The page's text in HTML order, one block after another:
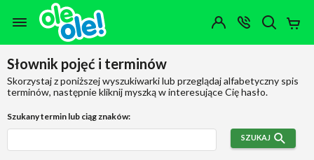
Przejdź do zawartości strony
Przejdź do wyszukiwarki
Przejdź do kategorii
Przejdź do stopki
OTWÓRZ
MENU
Moje
Konto
(0)
Słownik pojęć i terminów
Skorzystaj z poniższej wyszukiwarki lub przeglądaj alfabetyczny spis
terminów, następnie kliknij myszką w interesujące Cię hasło.
Szukany termin lub ciąg znaków:
SZUKAJ